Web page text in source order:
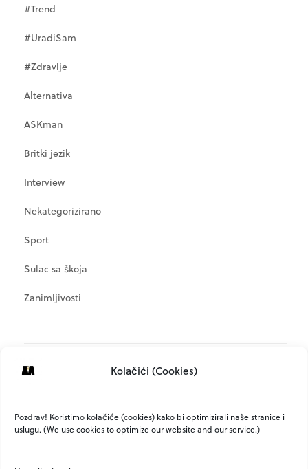
Kolačići (Cookies)
Pozdrav! Koristimo kolačiće (cookies) kako bi optimizirali naše stranice i
uslugu. (We use cookies to optimize our website and our service.)
#Trend
#UradiSam
#Zdravlje
Alternativa
ASKman
Britki jezik
Interview
Nekategorizirano
Sport
Sulac sa škoja
Zanimljivosti
Kanal objava
Kanal komentara